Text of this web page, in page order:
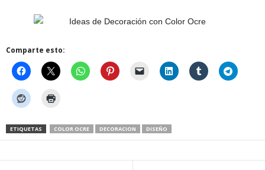
Comparte esto:
ETIQUETAS COLOR OCRE DECORACION DISEÑO